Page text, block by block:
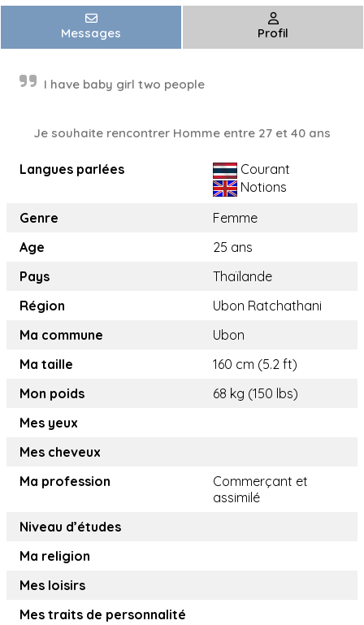
Messages Profil
I have baby girl two people
Je souhaite rencontrer Homme entre 27 et 40 ans
Langues parlées
Courant
Notions
Genre
Femme
Age
25 ans
Pays
Thaïlande
Région
Ubon Ratchathani
Ma commune
Ubon
Ma taille
160 cm (5.2 ft)
Mon poids
68 kg (150 lbs)
Mes yeux
Mes cheveux
Ma profession
Commerçant et
assimilé
Niveau d’études
Ma religion
Mes loisirs
Mes traits de personnalité